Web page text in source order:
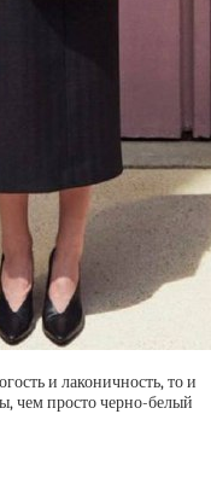
и лаконичность, то и
чем просто черно-белый